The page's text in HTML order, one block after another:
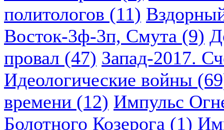
политологов (11)
Восток-3ф-3п, Смута (9)
провал (47) Запад-2017.
Идеологические войны
времени (12) Импульс
Болотного Козерога (1)